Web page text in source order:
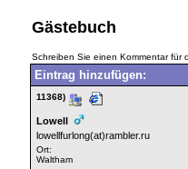
Gästebuch
Schreiben Sie einen Kommentar für
Eintrag hinzufügen:
11368)
Lowell
lowellfurlong(at)rambler.ru
Ort:
Waltham